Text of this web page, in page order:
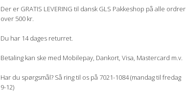
Der er GRATIS LEVERING til dansk GLS Pakkeshop på alle ordrer
over 500 kr.
Du har 14 dages returret.
Betaling kan ske med Mobilepay, Dankort, Visa, Mastercard m.v.
Har du spørgsmål? Så ring til os på 7021-1084 (mandag til fredag
9-12)